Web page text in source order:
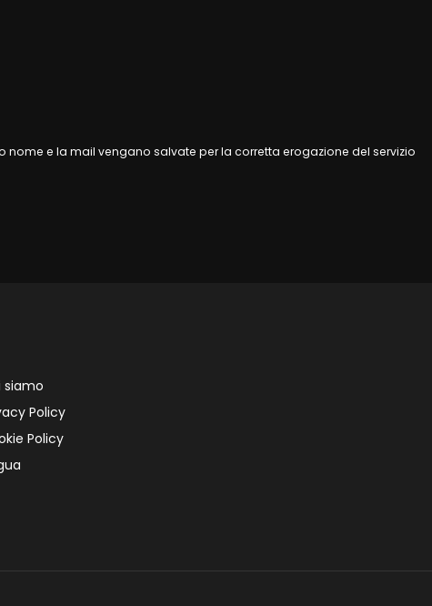
e la mail vengano salvate per la corretta erogazione del servizio
siamo
Policy
Policy